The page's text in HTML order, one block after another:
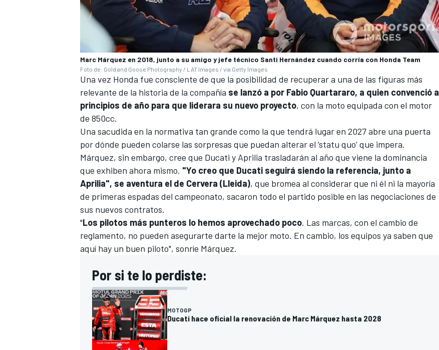
Marc Márquez en 2018, junto a su amigo y jefe técnico Santi Hernández cuando corría con Honda Team
Foto de: Gold and Goose Photography / LAT Images / via Getty Images
Una vez Honda fue consciente de que la posibilidad de recuperar a una de las figuras más
relevante de la historia de la compañía se lanzó a por Fabio Quartararo, a quien convenció a
principios de año para que liderara su nuevo proyecto, con la moto equipada con el motor
de 850cc.
Una sacudida en la normativa tan grande como la que tendrá lugar en 2027 abre una puerta
por dónde pueden colarse las sorpresas que puedan alterar el ‘statu quo’ que impera.
Márquez, sin embargo, cree que Ducati y Aprilia trasladarán al año que viene la dominancia
que exhiben ahora mismo. "Yo creo que Ducati seguirá siendo la referencia, junto a
Aprilia", se aventura el de Cervera (Lleida), que bromea al considerar que ni él ni la mayoría
de primeras espadas del campeonato, sacaron todo el partido posible en las negociaciones de
sus nuevos contratos.
"Los pilotos más punteros lo hemos aprovechado poco. Las marcas, con el cambio de
reglamento, no pueden asegurarte darte la mejor moto. En cambio, los equipos ya saben que
aquí hay un buen piloto", sonríe Márquez.
Por si te lo perdiste:
MOTOGP
Ducati hace oficial la renovación de Marc Márquez hasta 2028